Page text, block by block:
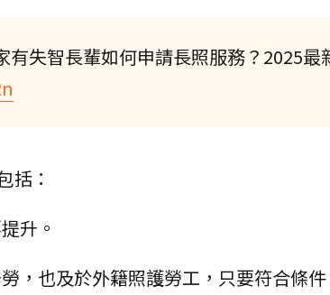
失智長輩如何申請長照服務？2025最
括：
升。
，也及於外籍照護勞工，只要符合條